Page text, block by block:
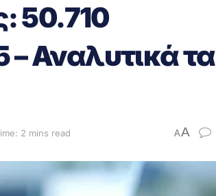
50.710
– Αναλυτικά τα
2 mins read AA